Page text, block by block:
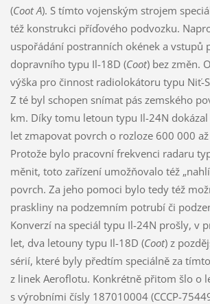
(Coot A). S tímto vojenským strojem
též konstrukci příďového podvozku.
uspořádání postranních okének a vstupů
dopravního typu Il-18D (Coot) bez změn.
výška pro činnost radiolokátoru typu Niť-
Z té byl schopen snímat pás zemského
km. Díky tomu letoun typu Il-24N
let zmapovat povrch o rozloze 600 000
Protože bylo pracovní frekvenci radaru
měnit, toto zařízení umožňovalo též
povrch. Za jeho pomoci bylo tedy též
praskliny na podzemním potrubí či
Konverzí na speciál typu Il-24N prošly, v
let, dva letouny typu Il-18D (Coot) z
sérií, které byly předtím speciálně za
z linek Aeroflotu. Konkrétně přitom šlo o
s výrobními čísly 187010004 (CCCP-